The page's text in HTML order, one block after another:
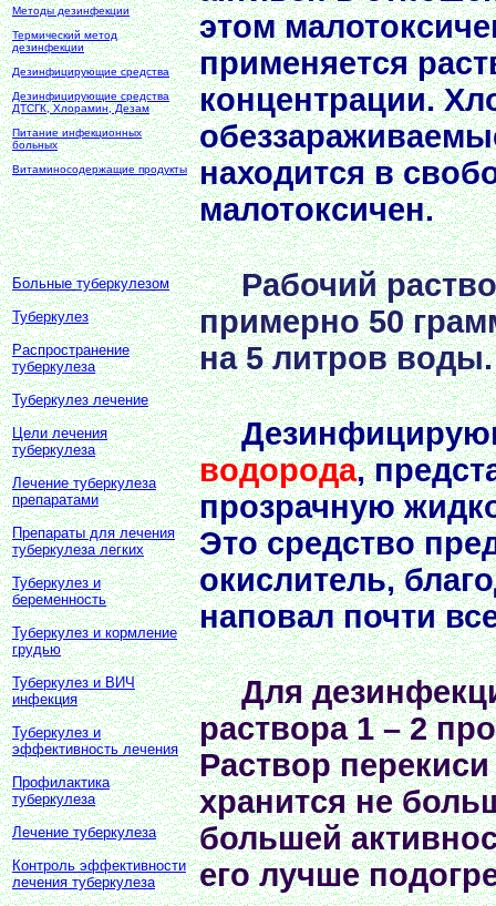
Методы дезинфекции
Термический метод
дезинфекции
Дезинфицирующие средства
Дезинфицирующие средства
ДТСГК, Хлорамин, Дезам
Питание инфекционных
больных
Витаминосодержащие продукты
Больные туберкулезом
Туберкулез
Распространение
туберкулеза
Туберкулез лечение
Цели лечения
туберкулеза
Лечение туберкулеза
препаратами
Препараты для лечения
туберкулеза легких
Туберкулез и
беременность
Туберкулез и кормление
грудью
Туберкулез и ВИЧ
инфекция
Туберкулез и
эффективность лечения
Профилактика
туберкулеза
Лечение туберкулеза
Контроль эффективности
лечения туберкулеза
этом
применяется
концентрации.
находится в
малотоксичен.
Рабочий
примерно 50
на 5 литров воды.
водорода,
прозрачную
Это средство
окислитель,
наповал почти
Для
раствора 1 – 2
Раствор
хранится не
большей
его лучше